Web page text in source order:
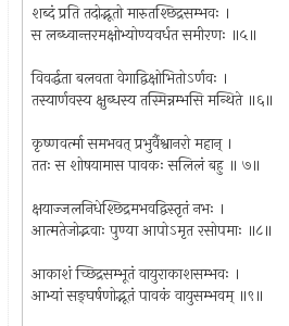
शब्दं प्रति तदोद्भूतो मारुतश्छिद्रसम्भवः ।
स लब्ध्वान्तरमक्षोभ्योण्यवर्धत समीरणः ॥५॥
विवर्द्धता बलवता वेगाद्विक्षोभितोऽर्णवः ।
तस्यार्णवस्य क्षुब्धस्य तस्मिन्नम्भसि मन्थिते ॥६॥
कृष्णवर्त्मा समभवत् प्रभुर्वैश्वानरो महान् ।
ततः स शोषयामास पावकः सलिलं बहु ॥ ७॥
क्षयाज्जलनिधेश्छिद्रमभवद्विस्तृतं नभः ।
आत्मतेजोद्भवाः पुण्या आपोऽमृत रसोपमाः ॥८॥
आकाशं च्छिद्रसम्भूतं वायुराकाशसम्भवः ।
आभ्यां सङ्घर्षणोद्भूतं पावकं वायुसम्भवम् ॥९॥